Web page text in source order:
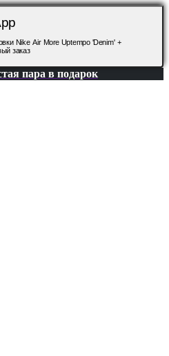
Nike Air More Uptempo 'Denim' +
заказ
пара в подарок